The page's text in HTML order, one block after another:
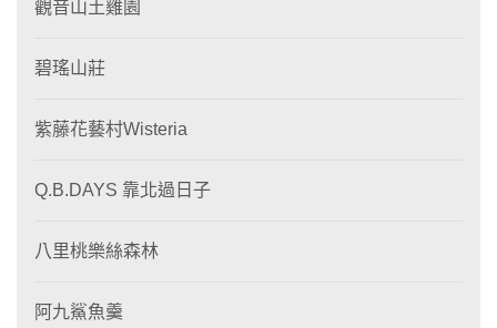
觀音山土雞園
碧瑤山莊
紫藤花藝村Wisteria
Q.B.DAYS 靠北過日子
八里桃樂絲森林
阿九鯊魚羹